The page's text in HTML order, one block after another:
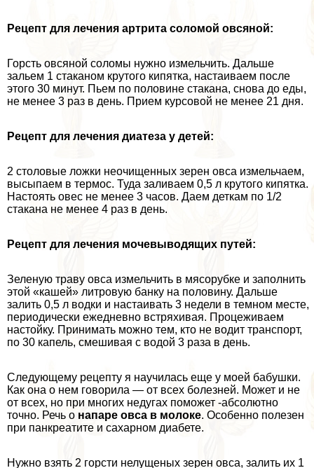
Рецепт для лечения артрита соломой овсяной:
Горсть овсяной соломы нужно измельчить. Дальше
зальем 1 стаканом крутого кипятка, настаиваем после
этого 30 минут. Пьем по половине стакана, снова до еды,
не менее 3 раз в день. Прием курсовой не менее 21 дня.
Рецепт для лечения диатеза у детей:
2 столовые ложки неочищенных зерен овса измельчаем,
высыпаем в термос. Туда заливаем 0,5 л крутого кипятка.
Настоять овес не менее 3 часов. Даем деткам по 1/2
стакана не менее 4 раз в день.
Рецепт для лечения мочевыводящих путей:
Зеленую траву овса измельчить в мясорубке и заполнить
этой «кашей» литровую банку на половину. Дальше
залить 0,5 л водки и настаивать 3 недели в темном месте,
периодически ежедневно встряхивая. Процеживаем
настойку. Принимать можно тем, кто не водит трaнcпорт,
по 30 капель, смешивая с водой 3 раза в день.
Следующему рецепту я научилась еще у моей бабушки.
Как она о нем говорила — от всех болезней. Может и не
от всех, но при многих недугах поможет -абсолютно
точно. Речь о напаре овса в молоке. Особенно полезен
при панкреатите и сахарном диабете.
Нужно взять 2 горсти нелущеных зерен овса, залить их 1